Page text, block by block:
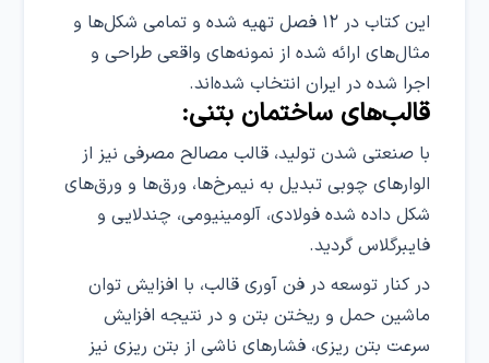
این کتاب در ۱۲ فصل تهیه شده و تمامی شکل‌ها و
مثال‌های ارائه شده از نمونه‌های واقعی طراحی و
اجرا شده در ایران انتخاب شده‌اند.
قالب‌های ساختمان بتنی:
با صنعتی شدن تولید، قالب مصالح مصرفی نیز از
الوارهای چوبی تبدیل به نیمرخ‌ها، ورق‌ها و ورق‌های
شکل داده شده فولادی، آلومینیومی، چندلایی و
فایبرگلاس گردید.
در کنار توسعه در فن آوری قالب، با افزایش توان
ماشین حمل و ریختن بتن و در نتیجه افزایش
سرعت بتن ریزی، فشارهای ناشی از بتن ریزی نیز